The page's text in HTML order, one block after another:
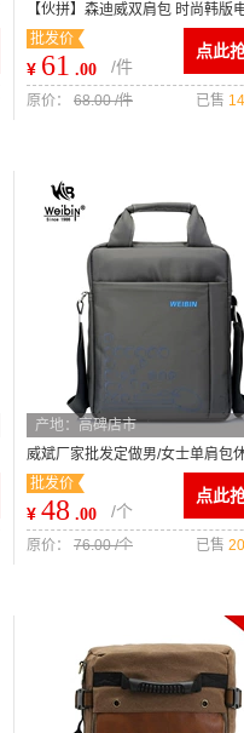
【伙拼】森迪威双肩包 时尚韩版
肩背包15寸商务电脑包
批发价
¥ 61 .00 /件
点此
已售
原价： 68.00 /件
产地：高碑店市
威斌厂家批发定做男/女士单肩包
跨包IPAD电脑包潮包0906
批发价
¥ 48 .00 /个
点此
已售
原价： 76.00 /个